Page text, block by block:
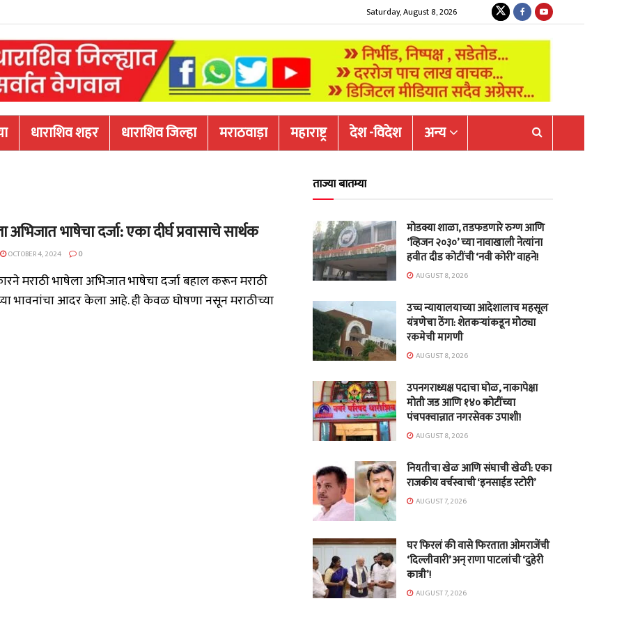
Saturday, August 8, 2026
धाराशिव शहर धाराशिव जिल्हा मराठवाड़ा महाराष्ट्र देश -विदेश अन्य
अभिजात भाषेचा दर्जा: एका दीर्घ प्रवासाचे सार्थक
OCTOBER 4, 2024 0
मराठी भाषेला अभिजात भाषेचा दर्जा बहाल करून मराठी
भावनांचा आदर केला आहे. ही केवळ घोषणा नसून मराठीच्या
ताज्या बातम्या
मोडक्या शाळा, तडफडणारे रुग्ण आणि
‘व्हिजन २०३०’ च्या नावाखाली नेत्यांना
हवीत दीड कोटींची ‘नवी कोरी’ वाहने!
AUGUST 8, 2026
उच्च न्यायालयाच्या आदेशालाच महसूल
यंत्रणेचा ठेंगा: शेतकऱ्यांकडून मोठ्या
रकमेची मागणी
AUGUST 8, 2026
उपनगराध्यक्ष पदाचा घोळ, नाकापेक्षा
मोती जड आणि १४० कोटींच्या
पंचपक्वान्नात नगरसेवक उपाशी!
AUGUST 8, 2026
नियतीचा खेळ आणि संघाची खेळी: एका
राजकीय वर्चस्वाची ‘इनसाईड स्टोरी’
AUGUST 7, 2026
घर फिरलं की वासे फिरतात! ओमराजेंची
‘दिल्लीवारी’ अन् राणा पाटलांची ‘दुहेरी
कात्री’!
AUGUST 7, 2026